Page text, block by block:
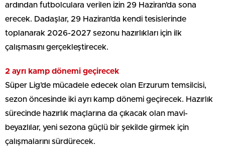
ardından futbolculara verilen izin 29 Haziran’da sona
erecek. Dadaşlar, 29 Haziran’da kendi tesislerinde
toplanarak 2026-2027 sezonu hazırlıkları için ilk
çalışmasını gerçekleştirecek.
2 ayrı kamp dönemi geçirecek
Süper Lig’de mücadele edecek olan Erzurum temsilcisi,
sezon öncesinde iki ayrı kamp dönemi geçirecek. Hazırlık
sürecinde hazırlık maçlarına da çıkacak olan mavi-
beyazlılar, yeni sezona güçlü bir şekilde girmek için
çalışmalarını sürdürecek.